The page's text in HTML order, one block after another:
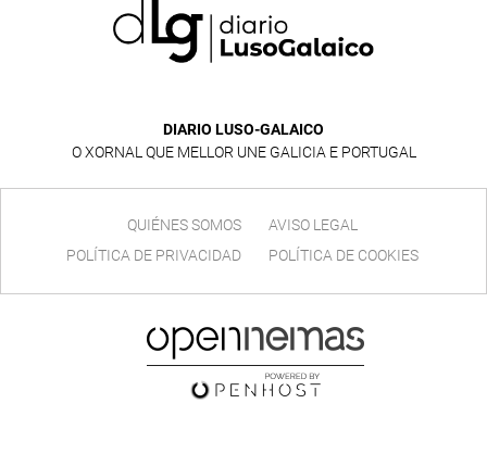
DIARIO LUSO-GALAICO
O XORNAL QUE MELLOR UNE GALICIA E PORTUGAL
QUIÉNES SOMOS
AVISO LEGAL
POLÍTICA DE PRIVACIDAD
POLÍTICA DE COOKIES